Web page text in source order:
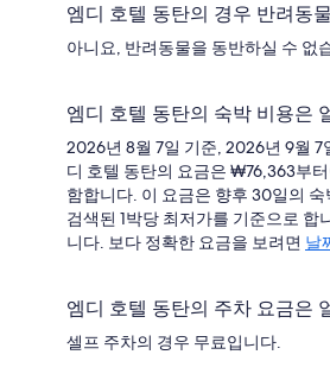
엠디 호텔 동탄의 경우 반려동
아니요, 반려동물을 동반하실 수 없
엠디 호텔 동탄의 숙박 비용은
2026년 8월 7일 기준, 2026년 9월 7
디 호텔 동탄의 요금은 ₩76,363부
함합니다. 이 요금은 향후 30일의
검색된 1박당 최저가를 기준으로 합
니다. 보다 정확한 요금을 보려면 날
엠디 호텔 동탄의 주차 요금은
셀프 주차의 경우 무료입니다.